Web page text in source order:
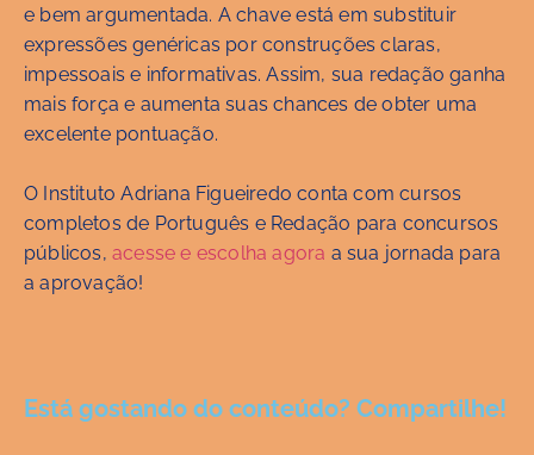
e bem argumentada. A chave está em substituir
expressões genéricas por construções claras,
impessoais e informativas. Assim, sua redação ganha
mais força e aumenta suas chances de obter uma
excelente pontuação.
O Instituto Adriana Figueiredo conta com cursos
completos de Português e Redação para concursos
públicos, acesse e escolha agora a sua jornada para
a aprovação!
Está gostando do conteúdo? Compartilhe!